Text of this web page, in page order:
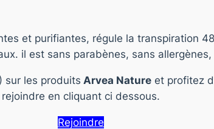
et purifiantes, régule la transpiration
il est sans parabènes, sans allergènes,
sur les produits Arvea Natureet profitez
rejoindre en cliquant ci dessous.
Rejoindre